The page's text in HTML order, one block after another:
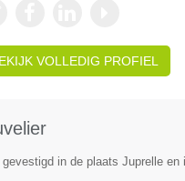
VOLLEDIG PROFIEL
gevestigd in de plaats Juprelle en